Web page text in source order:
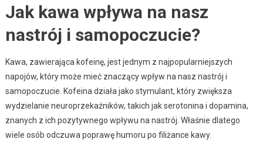
Jak kawa wpływa na nasz
nastrój i samopoczucie?
Kawa, zawierająca kofeinę, jest jednym z najpopularniejszych
napojów, który może mieć znaczący wpływ na nasz nastrój i
samopoczucie. Kofeina działa jako stymulant, który zwiększa
wydzielanie neuroprzekaźników, takich jak serotonina i dopamina,
znanych z ich pozytywnego wpływu na nastrój. Właśnie dlatego
wiele osób odczuwa poprawę humoru po filiżance kawy.